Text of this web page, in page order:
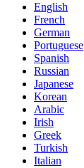
English
French
German
Portuguese
Spanish
Russian
Japanese
Korean
Arabic
Irish
Greek
Turkish
Italian